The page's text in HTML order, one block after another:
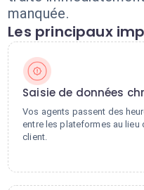
manquée.
Les principaux
Saisie de données
Vos agents passent des
entre les plateformes au lieu
client.